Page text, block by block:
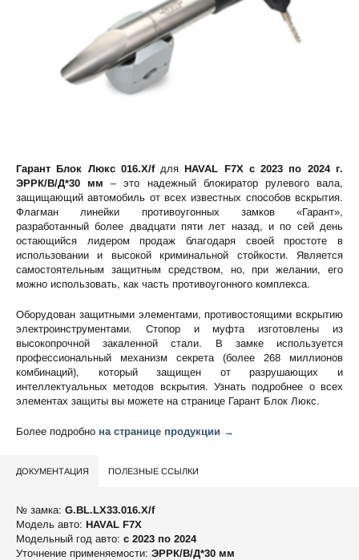
Гарант Блок Люкс 016.X/fдляHAVAL F7X c 2023 по 2024 г.
ЭРРК/В/Д*30 мм – это надежный блокиратор рулевого вала,
защищающий автомобиль от всех известных способов вскрытия.
Флагман линейки противоугонных замков «Гарант»,
разработанный более двадцати пяти лет назад, и по сей день
остающийся лидером продаж благодаря своей простоте в
использовании и высокой криминальной стойкости. Является
самостоятельным защитным средством, но, при желании, его
можно использовать, как часть противоугонного комплекса.
Оборудован защитными элементами, противостоящими вскрытию
электроинструментами. Стопор и муфта изготовлены из
высокопрочной закаленной стали. В замке используется
профессиональный механизм секрета (более 268 миллионов
комбинаций), который защищен от разрушающих и
интеллектуальных методов вскрытия. Узнать подробнее о всех
элементах защиты вы можете на странице Гарант Блок Люкс.
Более подробно на странице продукции →
ДОКУМЕНТАЦИЯ ПОЛЕЗНЫЕ ССЫЛКИ
№ замка: G.BL.LX33.016.X/f
Модель авто: HAVAL F7X
Модельный год авто: c 2023 по 2024
Уточнение применяемости: ЭРРК/В/Д*30 мм